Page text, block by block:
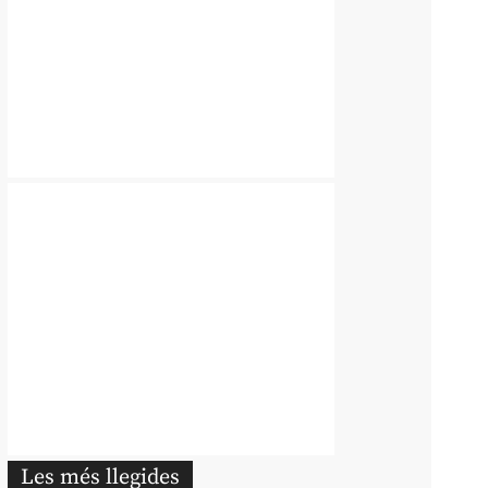
Les més llegides